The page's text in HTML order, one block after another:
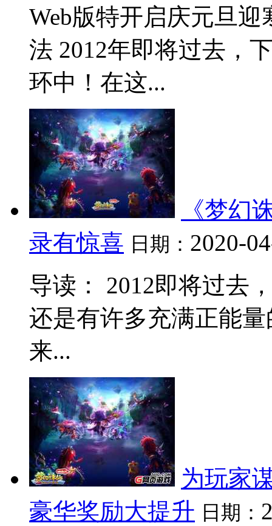
Web版特开启庆元旦
法 2012年即将过去，
环中！在这...
《梦幻
录有惊喜 日期： 2020-
导读： 2012即将过去
还是有许多充满正能
来...
为玩家
豪华奖励大提升 日期：